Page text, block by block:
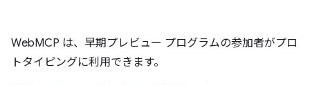
WebMCP は、早期プレビュー プログラムの参加者がプロ
トタイピングに利用できます。